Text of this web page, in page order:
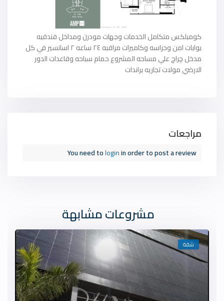
كومبلكس متكامل الخدمات وجهات مودرن ومداخل فندقيه
بوابات امن وحراسه وكاميرات مراقبه ٢٤ ساعه ٢ اسانسير في كل
مدخل چراچ علي مساحه المشروع حمام سباحه وقاعدات الدور
الارضي مولات تجاريه براندات
مراجعات
You need tologinin order to post a review
مشروعات مشابهة
شقة